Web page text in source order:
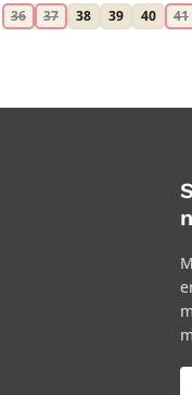
36 37 38 39 40 41